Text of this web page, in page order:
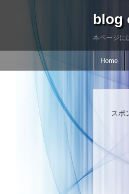
blog
本ページに
Home
スポ